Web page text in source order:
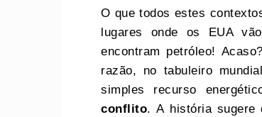
O que todos estes
lugares onde os EUA
encontram petróleo!
razão, no tabuleiro
simples recurso
conflito. A história sugere